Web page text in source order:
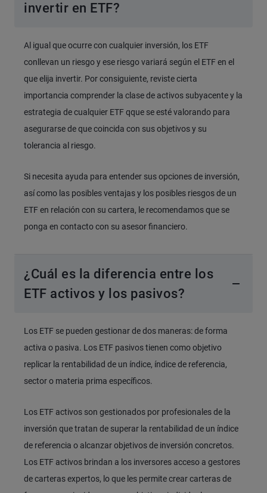
invertir en ETF?
Al igual que ocurre con cualquier inversión, los ETF
conllevan un riesgo y ese riesgo variará según el ETF en el
que elija invertir. Por consiguiente, reviste cierta
importancia comprender la clase de activos subyacente y la
estrategia de cualquier ETF qque se esté valorando para
asegurarse de que coincida con sus objetivos y su
tolerancia al riesgo.
Si necesita ayuda para entender sus opciones de inversión,
así como las posibles ventajas y los posibles riesgos de un
ETF en relación con su cartera, le recomendamos que se
ponga en contacto con su asesor financiero.
¿Cuál es la diferencia entre los
ETF activos y los pasivos?
Los ETF se pueden gestionar de dos maneras: de forma
activa o pasiva. Los ETF pasivos tienen como objetivo
replicar la rentabilidad de un índice, índice de referencia,
sector o materia prima específicos.
Los ETF activos son gestionados por profesionales de la
inversión que tratan de superar la rentabilidad de un índice
de referencia o alcanzar objetivos de inversión concretos.
Los ETF activos brindan a los inversores acceso a gestores
de carteras expertos, lo que les permite crear carteras de